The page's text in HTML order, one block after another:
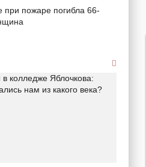
при пожаре погибла 66-